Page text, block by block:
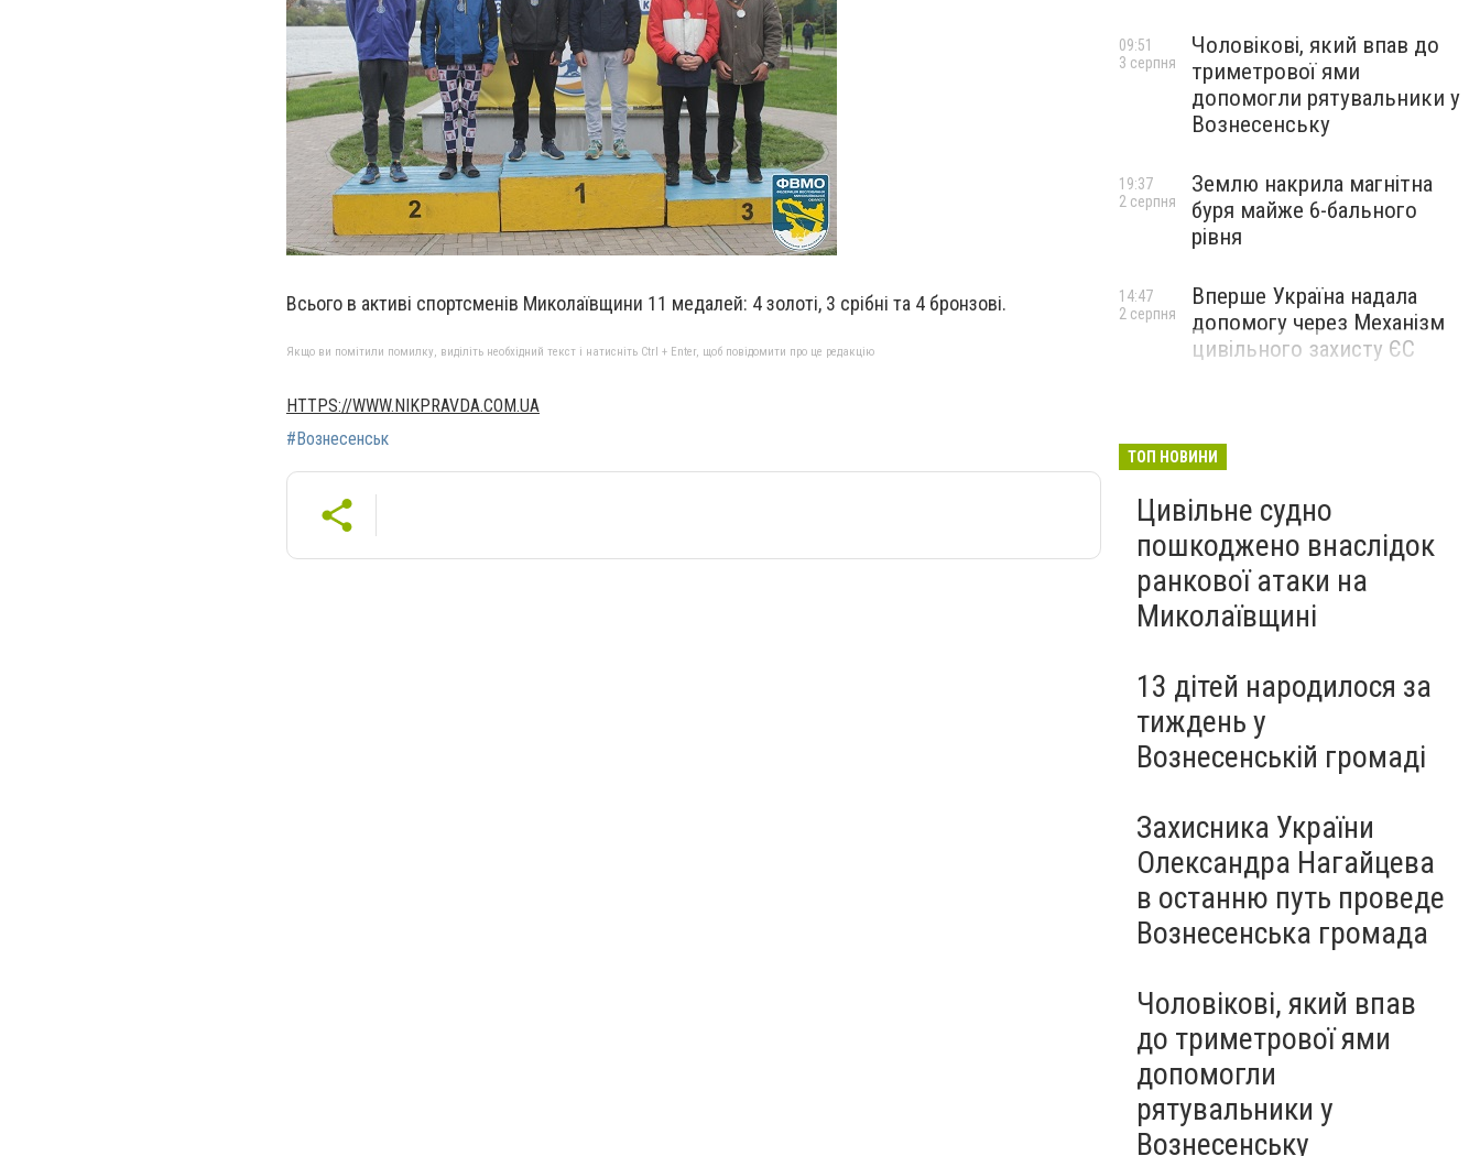
Всього в активі спортсменів Миколаївщини 11 медалей: 4 золоті, 3 срібні та 4 бронзові.
Якщо ви помітили помилку, виділіть необхідний текст і натисніть Ctrl + Enter, щоб повідомити про це редакцію
HTTPS://WWW.NIKPRAVDA.COM.UA
#Вознесенськ
Чоловікові, який впав до
триметрової ями
допомогли рятувальники у
Вознесенську
09:51
3 серпня
Землю накрила магнітна
буря майже 6-бального
рівня
19:37
2 серпня
Вперше Україна надала
допомогу через Механізм
цивільного захисту ЄС
14:47
2 серпня
ТОП НОВИНИ
Цивільне судно
пошкоджено внаслідок
ранкової атаки на
Миколаївщині
13 дітей народилося за
тиждень у
Вознесенській громаді
Захисника України
Олександра Нагайцева
в останню путь проведе
Вознесенська громада
Чоловікові, який впав
до триметрової ями
допомогли
рятувальники у
Вознесенську